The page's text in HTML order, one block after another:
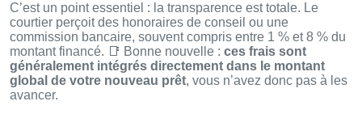
C’est un point essentiel : la transparence est totale. Le
courtier perçoit des honoraires de conseil ou une
commission bancaire, souvent compris entre 1 % et 8 % du
montant financé. 📑 Bonne nouvelle : ces frais sont
généralement intégrés directement dans le montant
global de votre nouveau prêt, vous n’avez donc pas à les
avancer.